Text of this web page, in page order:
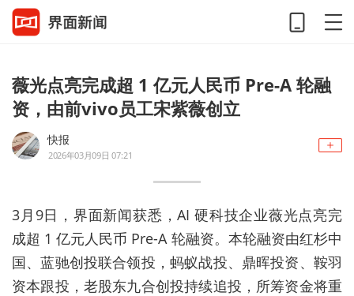
薇光点亮完成超 1 亿元人民币 Pre-A 轮融
资，由前vivo员工宋紫薇创立
快报
2026年03月09日 07:21
3月9日，界面新闻获悉，AI 硬科技企业薇光点亮完
成超 1 亿元人民币 Pre-A 轮融资。本轮融资由红杉中
国、蓝驰创投联合领投，蚂蚁战投、鼎晖投资、鞍羽
资本跟投，老股东九合创投持续追投，所筹资金将重